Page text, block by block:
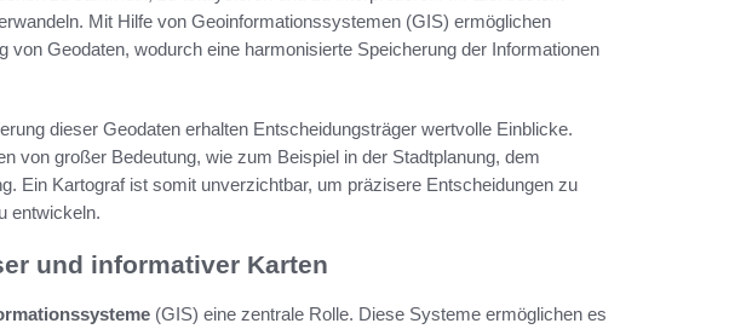
Mit Hilfe von Geoinformationssystemen (GIS) ermöglichen
von Geodaten, wodurch eine harmonisierte Speicherung der Informationen
dieser Geodaten erhalten Entscheidungsträger wertvolle Einblicke.
von großer Bedeutung, wie zum Beispiel in der Stadtplanung, dem
Ein Kartograf ist somit unverzichtbar, um präzisere Entscheidungen zu
entwickeln.
und informativer Karten
(GIS) eine zentrale Rolle. Diese Systeme ermöglichen es